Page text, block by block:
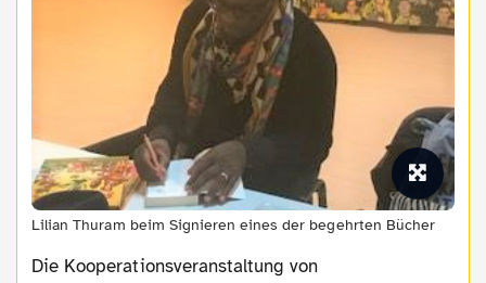
Lilian Thuram beim Signieren eines der begehrten Bücher
Die Kooperationsveranstaltung von